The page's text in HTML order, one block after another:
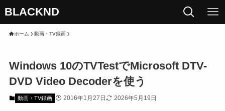
BLACKND
ホーム 動画・TV録画
Windows 10のTVTestでMicrosoft DTV-
DVD Video Decoderを使う
動画・TV録画 2016年1月27日 2026年5月19日